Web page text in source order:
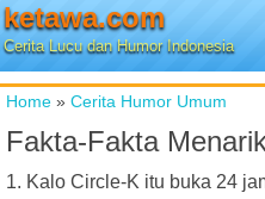
ketawa.com
Cerita Lucu dan Humor Indonesia
Home » Cerita Humor Umum
Fakta-Fakta
1. Kalo Circle-K itu buka 24